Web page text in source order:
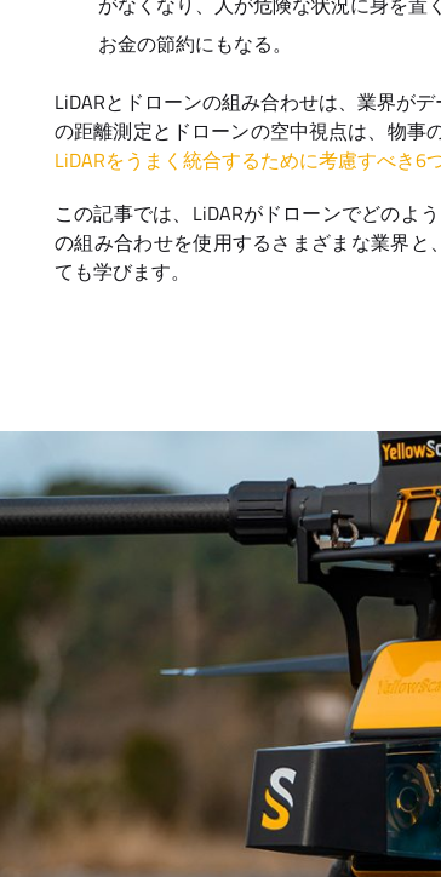
お金の節約にもなる。
LiDARとドローンの組み合わせは、業界が
の距離測定とドローンの空中視点は、物事
LiDARをうまく統合するために考慮すべき6
この記事では、LiDARがドローンでどのよ
の組み合わせを使用するさまざまな業界
ても学びます。